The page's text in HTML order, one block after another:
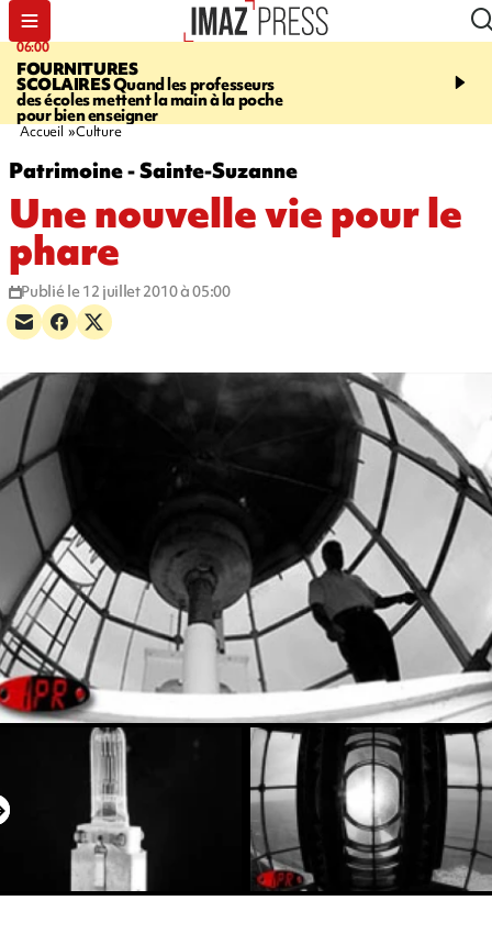
06:00
FOURNITURES
SCOLAIRESQuand les professeurs
des écoles mettent la main à la poche
pour bien enseigner
08:37
La flamme
Accueil Culture
Patrimoine - Sainte-Suzanne
Une nouvelle vie pour le
phare
Publié le 12 juillet 2010 à 05:00